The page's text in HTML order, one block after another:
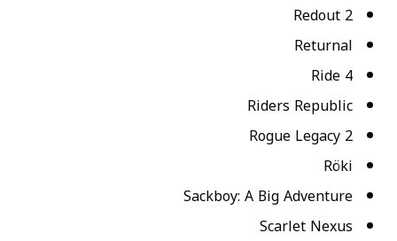
Redout 2
Returnal
Ride 4
Riders Republic
Rogue Legacy 2
Röki
Sackboy: A Big Adventure
Scarlet Nexus